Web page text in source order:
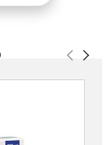
Previous
Next